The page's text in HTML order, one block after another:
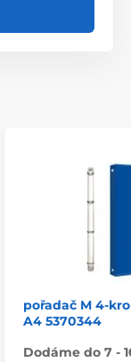
pořadač M 4-
A4 5370344
Dodáme do 7 -